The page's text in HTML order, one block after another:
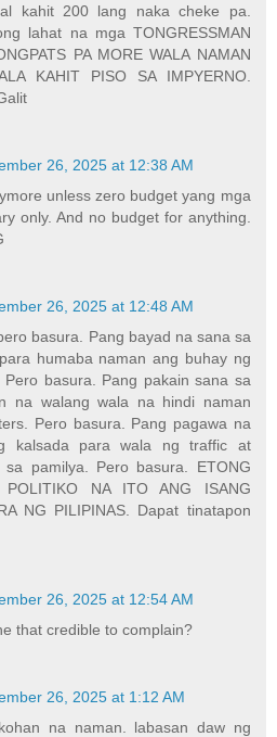
kahit 200 lang naka cheke pa.
lahat na mga TONGRESSMAN
PA MORE WALA NAMAN
KAHIT PISO SA IMPYERNO.
26, 2025 at 12:38 AM
unless zero budget yang mga
only. And no budget for anything.
26, 2025 at 12:48 AM
basura. Pang bayad na sana sa
humaba naman ang buhay ng
Pero basura. Pang pakain sana sa
na walang wala na hindi naman
Pero basura. Pang pagawa na
kalsada para wala ng traffic at
pamilya. Pero basura. ETONG
NA ITO ANG ISANG
NG PILIPINAS. Dapat tinatapon
26, 2025 at 12:54 AM
that credible to complain?
26, 2025 at 1:12 AM
na naman. labasan daw ng